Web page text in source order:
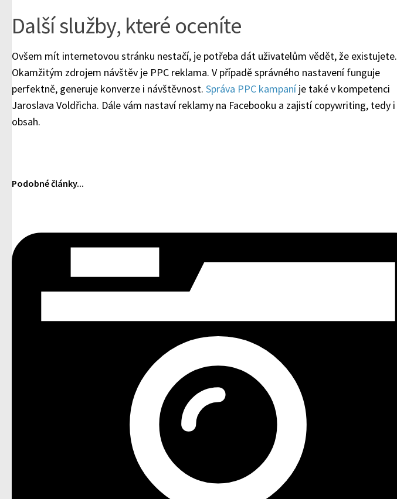
Další služby, které oceníte
Ovšem mít internetovou stránku nestačí, je potřeba dát uživatelům vědět, že existujete.
Okamžitým zdrojem návštěv je PPC reklama. V případě správného nastavení funguje
perfektně, generuje konverze i návštěvnost. Správa PPC kampaníje také v kompetenci
Jaroslava Voldřicha. Dále vám nastaví reklamy na Facebooku a zajistí copywriting, tedy i
obsah.
Podobné články...